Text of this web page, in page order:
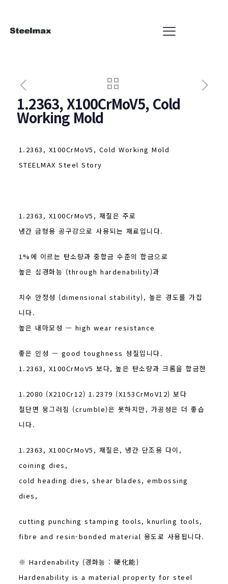
1.2363, X100CrMoV5, Cold
Working Mold
1.2363, X100CrMoV5, Cold Working Mold
STEELMAX Steel Story
1.2363, X100CrMoV5, 재질은 주로
냉간 금형용 공구강으로 사용되는 재료입니다.
1%에 이르는 탄소량과 중합금 수준의 합금으로
높은 심경화능 (through hardenability)과
치수 안정성 (dimensional stability), 높은 경도를 가집
니다.
높은 내마모성 — high wear resistance
좋은 인성 — good toughness 성질입니다.
1.2363, X100CrMoV5 보다, 높은 탄소량과 크롬을 합금한
1.2080 (X210Cr12) 1.2379 (X153CrMoV12) 보다
절단면 뭉그러짐 (crumble)은 못하지만, 가공성은 더 좋습
니다.
1.2363, X100CrMoV5, 재질은, 냉간 단조용 다이,
coining dies,
cold heading dies, shear blades, embossing
dies,
cutting punching stamping tools, knurling tools,
fibre and resin-bonded material 용도로 사용됩니다.
※ Hardenability (경화능 : 硬化能)
Hardenability is a material property for steel